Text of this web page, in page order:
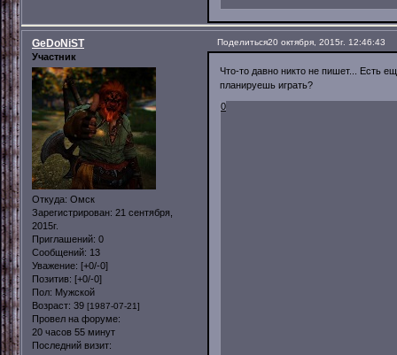
Поделиться20 октября, 2015г. 12:46:43
GeDoNiST
Участник
Откуда: Омск
Зарегистрирован: 21 сентября,
2015г.
Приглашений: 0
Сообщений: 13
Уважение: [+0/-0]
Позитив: [+0/-0]
Пол: Мужской
Возраст: 39 [1987-07-21]
Провел на форуме:
20 часов 55 минут
Последний визит:
Что-то давно никто не пишет... Есть
планируешь играть?
0